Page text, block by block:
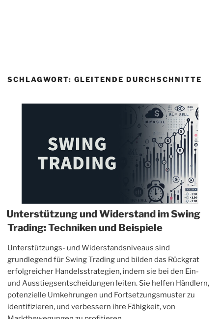
SCHLAGWORT: GLEITENDE DURCHSCHNITTE
Unterstützung und Widerstand im Swing
Trading: Techniken und Beispiele
Unterstützungs- und Widerstandsniveaus sind
grundlegend für Swing Trading und bilden das Rückgrat
erfolgreicher Handelsstrategien, indem sie bei den Ein-
und Ausstiegsentscheidungen leiten. Sie helfen Händlern,
potenzielle Umkehrungen und Fortsetzungsmuster zu
identifizieren, und verbessern ihre Fähigkeit, von